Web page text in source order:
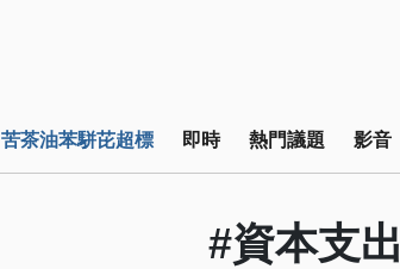
苦茶油苯駢芘超標 即時 熱門議題 影音
#資本支出